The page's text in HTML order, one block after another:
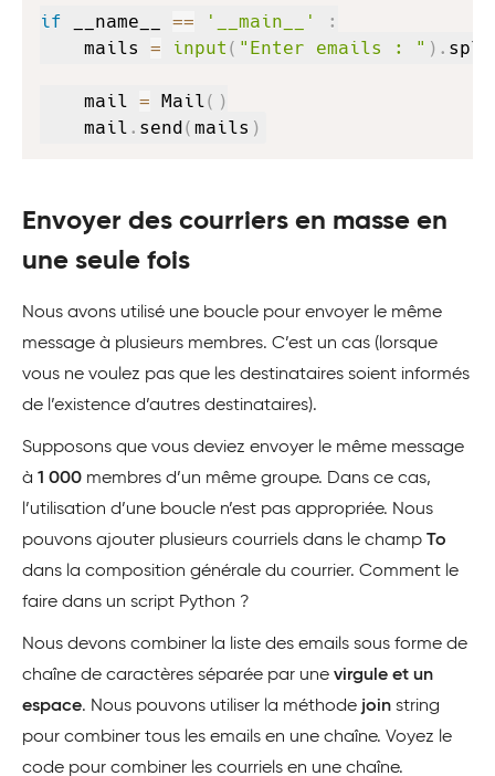
if __name__ == '__main__'
:
    mails
= input ( "Enter emails : " ) .
    mail
= Mail( )
    mail
. send( mails )
Envoyer des courriers en masse en
une seule fois
Nous avons utilisé une boucle pour envoyer le même
message à plusieurs membres. C’est un cas (lorsque
vous ne voulez pas que les destinataires soient informés
de l’existence d’autres destinataires).
Supposons que vous deviez envoyer le même message
à 1 000 membres d’un même groupe. Dans ce cas,
l’utilisation d’une boucle n’est pas appropriée. Nous
pouvons ajouter plusieurs courriels dans le champ To
dans la composition générale du courrier. Comment le
faire dans un script Python ?
Nous devons combiner la liste des emails sous forme de
chaîne de caractères séparée par une virgule et un
espace. Nous pouvons utiliser la méthode join string
pour combiner tous les emails en une chaîne. Voyez le
code pour combiner les courriels en une chaîne.